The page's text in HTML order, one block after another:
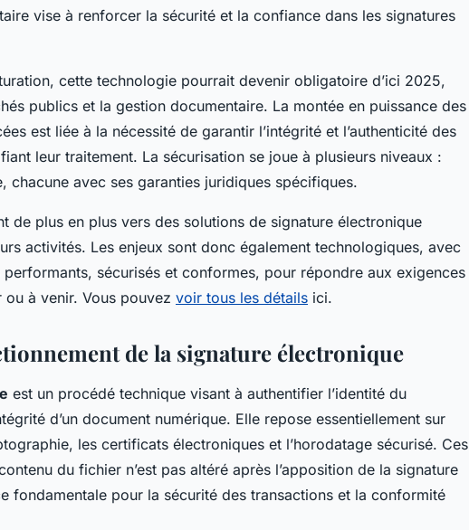
vise à renforcer la sécurité et la confiance dans les signatures
cette technologie pourrait devenir obligatoire d’ici 2025,
publics et la gestion documentaire. La montée en puissance des
est liée à la nécessité de garantir l’intégrité et l’authenticité des
leur traitement. La sécurisation se joue à plusieurs niveaux :
chacune avec ses garanties juridiques spécifiques.
de plus en plus vers des solutions de signature électronique
activités. Les enjeux sont donc également technologiques, avec
performants, sécurisés et conformes, pour répondre aux exigences
à venir. Vous pouvez voir tous les détails ici.
de la signature électronique
est un procédé technique visant à authentifier l’identité du
d’un document numérique. Elle repose essentiellement sur
les certificats électroniques et l’horodatage sécurisé. Ces
du fichier n’est pas altéré après l’apposition de la signature
fondamentale pour la sécurité des transactions et la conformité